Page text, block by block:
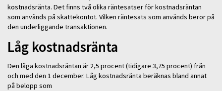
kostnadsränta. Det finns två olika räntesatser för kostnadsräntan
som används på skattekontot. Vilken räntesats som används beror på
den underliggande transaktionen.
Låg kostnadsränta
Den låga kostnadsräntan är 2,5 procent (tidigare 3,75 procent) från
och med den 1 december. Låg kostnadsränta beräknas bland annat
på belopp som